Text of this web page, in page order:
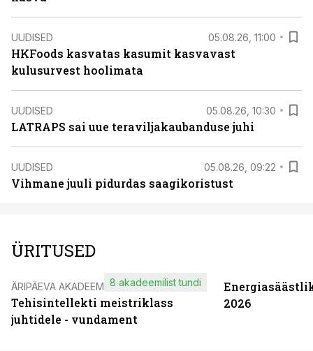
UUDISED 05.08.26, 11:00
HKFoods kasvatas kasumit kasvavast
kulusurvest hoolimata
UUDISED 05.08.26, 10:30
LATRAPS sai uue teraviljakaubanduse juhi
UUDISED 05.08.26, 09:22
Vihmane juuli pidurdas saagikoristust
ÜRITUSED
ÄRIPÄEVA AKADEEMIA
Tehisintellekti meistriklass
juhtidele - vundament
8 akadeemilist tundi
2026